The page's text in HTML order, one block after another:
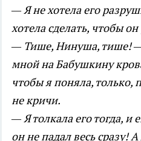
— Я не хотела его
хотела сделать, чтобы
— Тише, Нинуша, тише! —
мной на Бабушкину
чтобы я поняла, только,
не кричи.
— Я толкала его тогда, и
он не падал весь сразу!